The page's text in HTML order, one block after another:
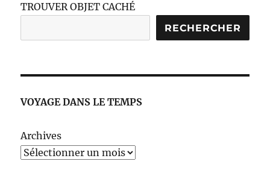
TROUVER OBJET CACHÉ
RECHERCHER
VOYAGE DANS LE TEMPS
Archives